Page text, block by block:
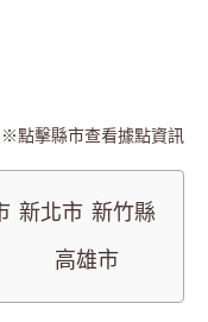
點擊縣市查看據點資訊
新北市 新竹縣
高雄市